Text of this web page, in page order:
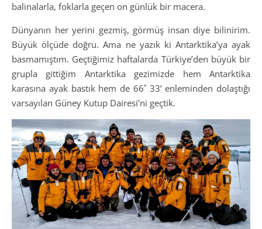
balinalarla, foklarla geçen on günlük bir macera.
Dünyanın her yerini gezmiş, görmüş insan diye bilinirim.
Büyük ölçüde doğru. Ama ne yazık ki Antarktika’ya ayak
basmamıştım. Geçtiğimiz haftalarda Türkiye’den büyük bir
grupla gittiğim Antarktika gezimizde hem Antarktika
karasına ayak bastık hem de 66˚ 33’ enleminden dolaştığı
varsayılan Güney Kutup Dairesi’ni geçtik.